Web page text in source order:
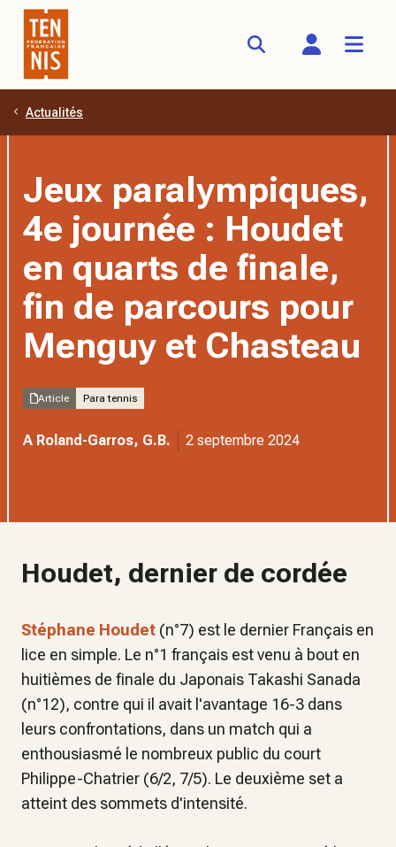
Aller au contenu principal
Actualités
Jeux paralympiques,
4e journée : Houdet
en quarts de finale,
fin de parcours pour
Menguy et Chasteau
Article Para tennis
A Roland-Garros, G.B. 2 septembre 2024
Houdet, dernier de cordée
Stéphane Houdet (n°7) est le dernier Français en
lice en simple. Le n°1 français est venu à bout en
huitièmes de finale du Japonais Takashi Sanada
(n°12), contre qui il avait l'avantage 16-3 dans
leurs confrontations, dans un match qui a
enthousiasmé le nombreux public du court
Philippe-Chatrier (6/2, 7/5). Le deuxième set a
atteint des sommets d'intensité.